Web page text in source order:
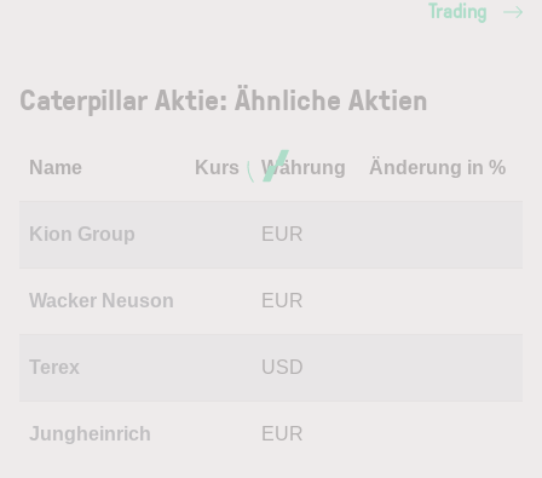
Trading
Caterpillar Aktie: Ähnliche Aktien
Name Kurs Währung Änderung in %
Kion Group EUR
Wacker Neuson EUR
Terex USD
Jungheinrich EUR